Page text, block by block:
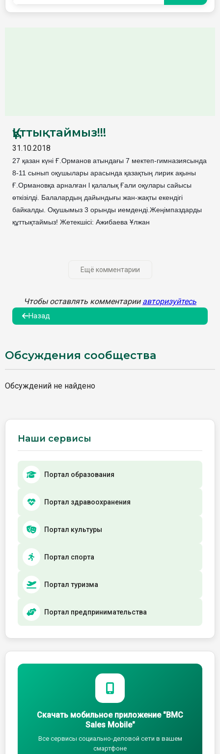
Құттықтаймыз!!!
31.10.2018
27 қазан күні Ғ.Орманов атындағы 7 мектеп-гимназиясында
8-11 сынып оқушылары арасында қазақтың лирик ақыны
Ғ.Ормановқа арналған l қалалық Ғали оқулары сайысы
өткізілді. Балалардың дайындығы жан-жақты екендігі
байкалды. Оқушымыз 3 орынды иемденді.Жеңімпаздарды
құттықтаймыз! Жетекшісі: Ажибаева Ұлжан
Ещё комментарии
Чтобы оставлять комментарии авторизуйтесь
Назад
Обсуждения сообщества
Обсуждений не найдено
Наши сервисы
Портал образования
Портал здравоохранения
Портал культуры
Портал спорта
Портал туризма
Портал предпринимательства
Скачать мобильное приложение "BMC
Sales Mobile"
Все сервисы социально-деловой сети в вашем
смартфоне